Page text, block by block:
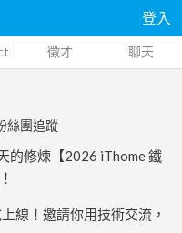
登入
徵才 聊天
絲團追蹤
的修煉【2026 iThome 鐵
線！邀請你用技術交流，